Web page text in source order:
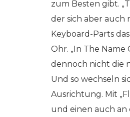
zum Besten gibt.
der sich aber auch
Keyboard-Parts
Ohr. „In The
dennoch nicht die
Und so wechseln
Ausrichtung. Mit
und einen auch an